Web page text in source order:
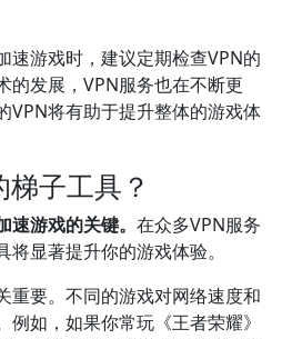
速游戏时，建议定期检查VPN的
的发展，VPN服务也在不断更
VPN将有助于提升整体的游戏体
子工具？
游戏的关键。 在众多VPN服务
显著提升你的游戏体验。
重要。不同的游戏对网络速度和
如，如果你常玩《王者荣耀》